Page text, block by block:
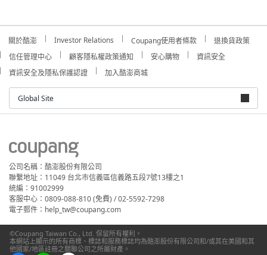
關於酷澎 Investor Relations Coupang使用者條款
退換貨政策
信任管理中心
顧客隱私權政策通知 安心購物
資訊安全
資訊安全及隱私保護認證
加入酷澎商城
Global Site
公司名稱：酷澎股份有限公司
聯繫地址：11049 台北市信義區信義路五段7號13樓之1
統編：91002999
客服中心：0809-088-810 (免費) / 02-5592-7298
電子郵件：help_tw@coupang.com
©Coupang Taiwan Co., Ltd. 保留所有權利。
本網站上顯示的所有商標、標誌和服務標誌均為酷澎股份有限公司和/或其在美國和其
他國家/地區註冊之關聯公司之所屬財產。